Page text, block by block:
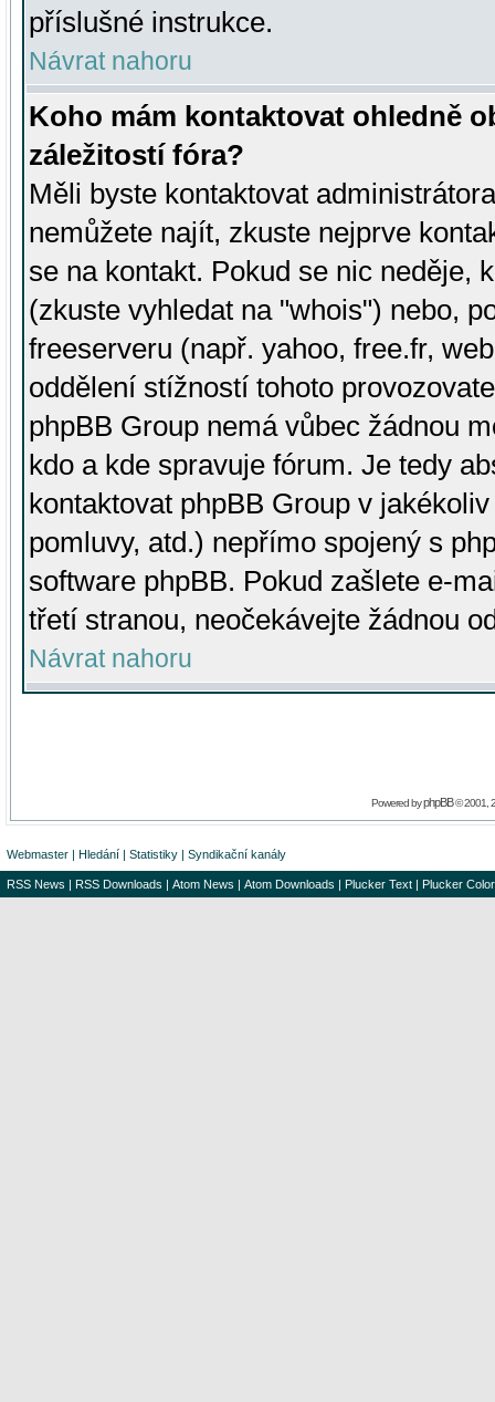
příslušné instrukce.
Návrat nahoru
Koho mám kontaktovat ohledně
záležitostí fóra?
Měli byste kontaktovat
nemůžete najít, zkuste nejprve
se na kontakt. Pokud se nic neděje,
(zkuste vyhledat na "whois") nebo,
freeserveru (např. yahoo, free.fr,
oddělení stížností tohoto
phpBB Group nemá vůbec žádnou
kdo a kde spravuje fórum. Je tedy
kontaktovat phpBB Group v
pomluvy, atd.) nepřímo spojený s
software phpBB. Pokud zašlete e-
třetí stranou, neočekávejte žádnou
Návrat nahoru
Powered byphpBB© 2001,
Webmaster | Hledání | Statistiky | Syndikační kanály
RSS News | RSS Downloads | Atom News | Atom Downloads | Plucker Text | Plucker Color